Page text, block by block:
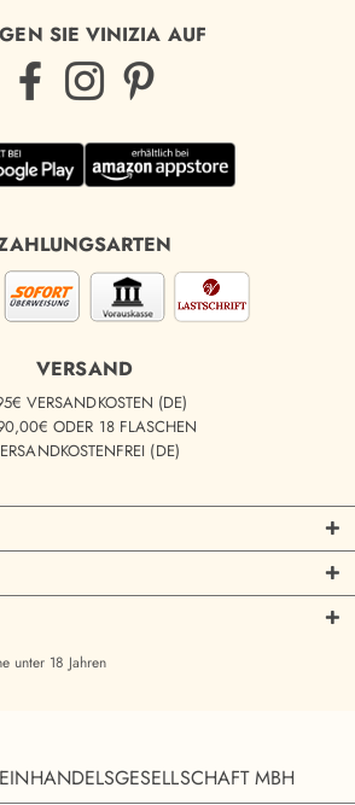
SIE VINIZIA AUF
VERSAND
VERSANDKOSTEN (DE)
ODER 18 FLASCHEN
(DE)
unter 18 Jahren
MBH